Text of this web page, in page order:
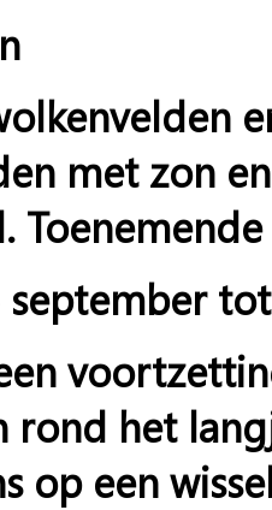
met zon
rond het
op een